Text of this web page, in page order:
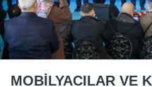
MOBİLYACILAR VE